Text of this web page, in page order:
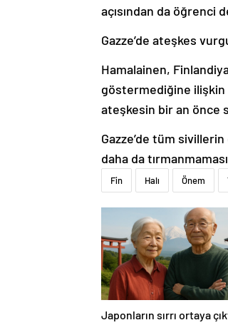
açısından da öğrenci
Gazze’de ateşkes
Hamalainen,
göstermediğine ilişkin
ateşkesin bir an önce
Gazze’de tüm
daha da
Fin Halı Önem
Japonların sırrı ortaya